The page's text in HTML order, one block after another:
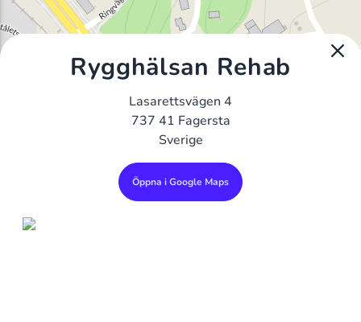
Rygghälsan Rehab
Lasarettsvägen 4
737 41 Fagersta
Sverige
Öppna i Google Maps